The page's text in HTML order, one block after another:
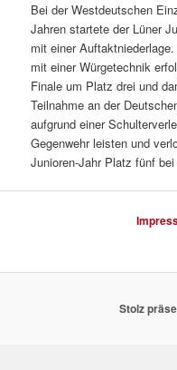
Bei der Westdeutschen
Jahren startete der Lüner
mit einer
mit einer Würgetechnik
Finale um Platz drei und
Teilnahme an der
aufgrund einer
Gegenwehr leisten und
Junioren-Jahr Platz fünf
Stolz